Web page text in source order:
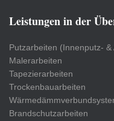
Leistungen in der
Putzarbeiten (Innenputz-
Malerarbeiten
Tapezierarbeiten
Trockenbauarbeiten
Brandschutzarbeiten